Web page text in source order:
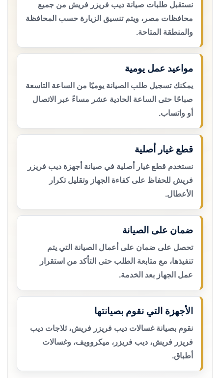
نستقبل طلبات صيانة ديب فريزر فريش من جميع
محافظات مصر، ويتم تنسيق الزيارة حسب المحافظة
والمنطقة المتاحة.
مواعيد عمل يومية
يمكنك تسجيل طلب الصيانة يوميًا من الساعة التاسعة
صباحًا حتى الساعة الحادية عشر مساءً عبر الاتصال
أو واتساب.
قطع غيار أصلية
نستخدم قطع غيار أصلية في صيانة أجهزة ديب فريزر
فريش للحفاظ على كفاءة الجهاز وتقليل تكرار
الأعطال.
ضمان على الصيانة
تحصل على ضمان على أعمال الصيانة التي يتم
تنفيذها، مع متابعة الطلب حتى التأكد من استقرار
عمل الجهاز بعد الخدمة.
الأجهزة التي نقوم بصيانتها
نقوم بصيانة غسالات ديب فريزر فريش، ثلاجات ديب
فريزر فريش، ديب فريزر، ميكروويف، وغسالات
أطباق.